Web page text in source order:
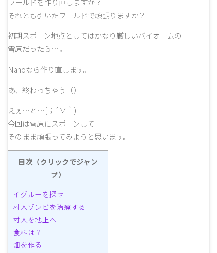
それとも引いたワールドで頑張りますか？
初期スポーン地点としてはかなり厳しいバイオームの
雪原だったら…。
Nanoなら作り直します。
あ、終わっちゃう（）
えぇ…と…(；´∀｀)
今回は雪原にスポーンして
そのまま頑張ってみようと思います。
目次（クリックでジャン
プ）
イグルーを探せ
村人ゾンビを治療する
村人を地上へ
食料は？
畑を作る